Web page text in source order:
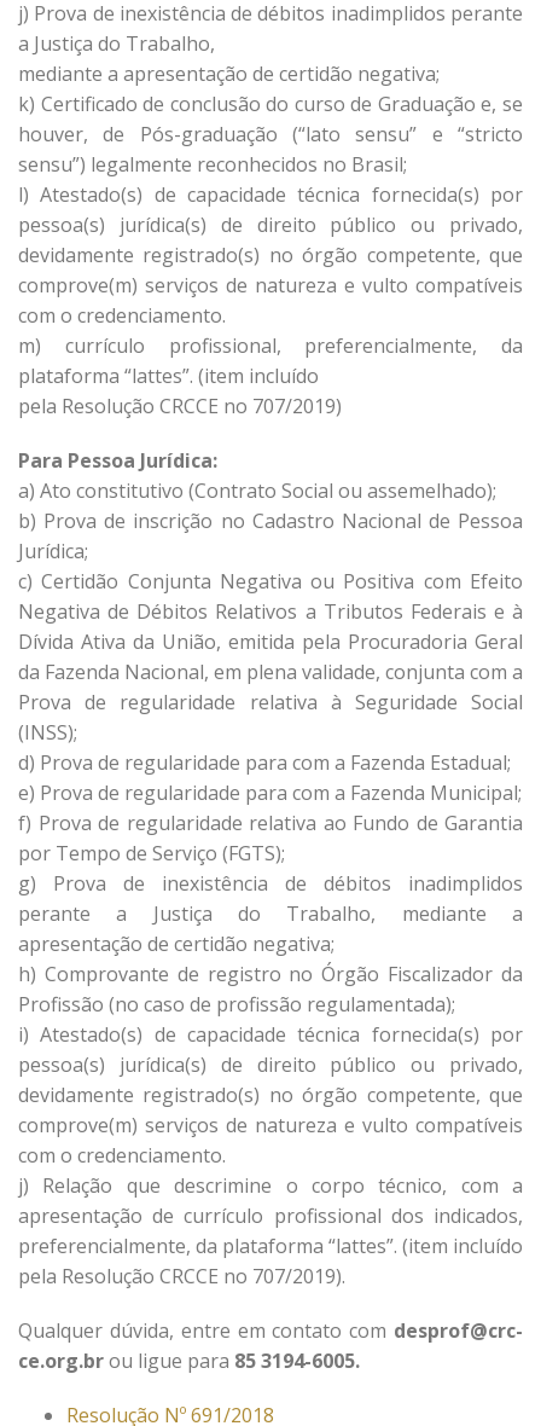
j) Prova de inexistência de débitos inadimplidos perante
a Justiça do Trabalho,
mediante a apresentação de certidão negativa;
k) Certificado de conclusão do curso de Graduação e, se
houver, de Pós-graduação (“lato sensu” e “stricto
sensu”) legalmente reconhecidos no Brasil;
l) Atestado(s) de capacidade técnica fornecida(s) por
pessoa(s) jurídica(s) de direito público ou privado,
devidamente registrado(s) no órgão competente, que
comprove(m) serviços de natureza e vulto compatíveis
com o credenciamento.
m) currículo profissional, preferencialmente, da
plataforma “lattes”. (item incluído
pela Resolução CRCCE no 707/2019)
Para Pessoa Jurídica:
a) Ato constitutivo (Contrato Social ou assemelhado);
b) Prova de inscrição no Cadastro Nacional de Pessoa
Jurídica;
c) Certidão Conjunta Negativa ou Positiva com Efeito
Negativa de Débitos Relativos a Tributos Federais e à
Dívida Ativa da União, emitida pela Procuradoria Geral
da Fazenda Nacional, em plena validade, conjunta com a
Prova de regularidade relativa à Seguridade Social
(INSS);
d) Prova de regularidade para com a Fazenda Estadual;
e) Prova de regularidade para com a Fazenda Municipal;
f) Prova de regularidade relativa ao Fundo de Garantia
por Tempo de Serviço (FGTS);
g) Prova de inexistência de débitos inadimplidos
perante a Justiça do Trabalho, mediante a
apresentação de certidão negativa;
h) Comprovante de registro no Órgão Fiscalizador da
Profissão (no caso de profissão regulamentada);
i) Atestado(s) de capacidade técnica fornecida(s) por
pessoa(s) jurídica(s) de direito público ou privado,
devidamente registrado(s) no órgão competente, que
comprove(m) serviços de natureza e vulto compatíveis
com o credenciamento.
j) Relação que descrimine o corpo técnico, com a
apresentação de currículo profissional dos indicados,
preferencialmente, da plataforma “lattes”. (item incluído
pela Resolução CRCCE no 707/2019).
Qualquer dúvida, entre em contato com desprof@crc-
ce.org.brou ligue para 85 3194-6005.
Resolução Nº 691/2018